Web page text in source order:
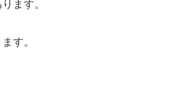
ます。
す。